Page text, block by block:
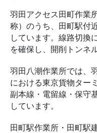
羽田アクセス田町作業
称）のうち、田町駅付
しています。線路切換
を確保し、開削トンネ
羽田八潮作業所では、
における東京貨物ター
副本線・電留線・保守
しています。
田町駅作業所・田町駅